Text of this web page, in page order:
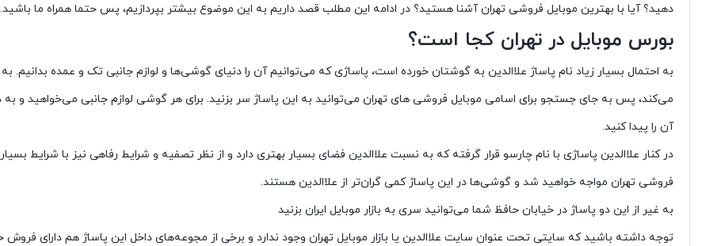
دهید؟ آیا با بهترین موبایل فروشی تهران آشنا هستید؟ در ادامه این مطلب قصد داریم به این موضوع بیشتر بپردازیم، پس حتما همراه ما باشید.
بورس موبایل در تهران کجا است؟
به احتمال بسیار زیاد نام پاساژ علاالدین به گوشتان خورده است، پاساژی که می‌توانیم آن را دنیای گوشی‌ها و لوازم جانبی تک و عمده
می‌کند، پس به جای جستجو برای اسامی موبایل فروشی های تهران می‌توانید به این پاساژ سر بزنید. برای هر گوشی لوازم جانبی می‌خواهید و به
آن را پیدا کنید.
در کنار علاالدین پاساژی با نام چارسو قرار گرفته که به نسبت علاالدین فضای بسیار بهتری دارد و از نظر تصفیه و شرایط رفاهی نیز با شرایط
فروشی تهران مواجه خواهید شد و گوشی‌ها در این پاساژ کمی گران‌تر از علاالدین هستند.
به غیر از این دو پاساژ در خیابان حافظ شما می‌توانید سری به بازار موبایل ایران بزنید
توجه داشته باشید که سایتی تحت عنوان سایت علاالدین یا بازار موبایل تهران وجود ندارد و برخی از مجوعه‌های داخل این پاساژ هم